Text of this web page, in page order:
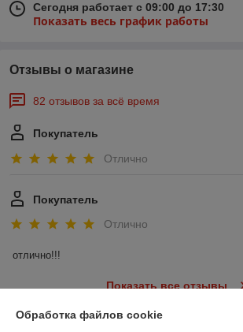
Сегодня работает с 09:00 до 17:30
Показать весь график работы
Отзывы о магазине
82 отзывов за всё время
Покупатель
Отлично
Покупатель
Отлично
отлично!!!
Показать все отзывы
Обработка файлов cookie